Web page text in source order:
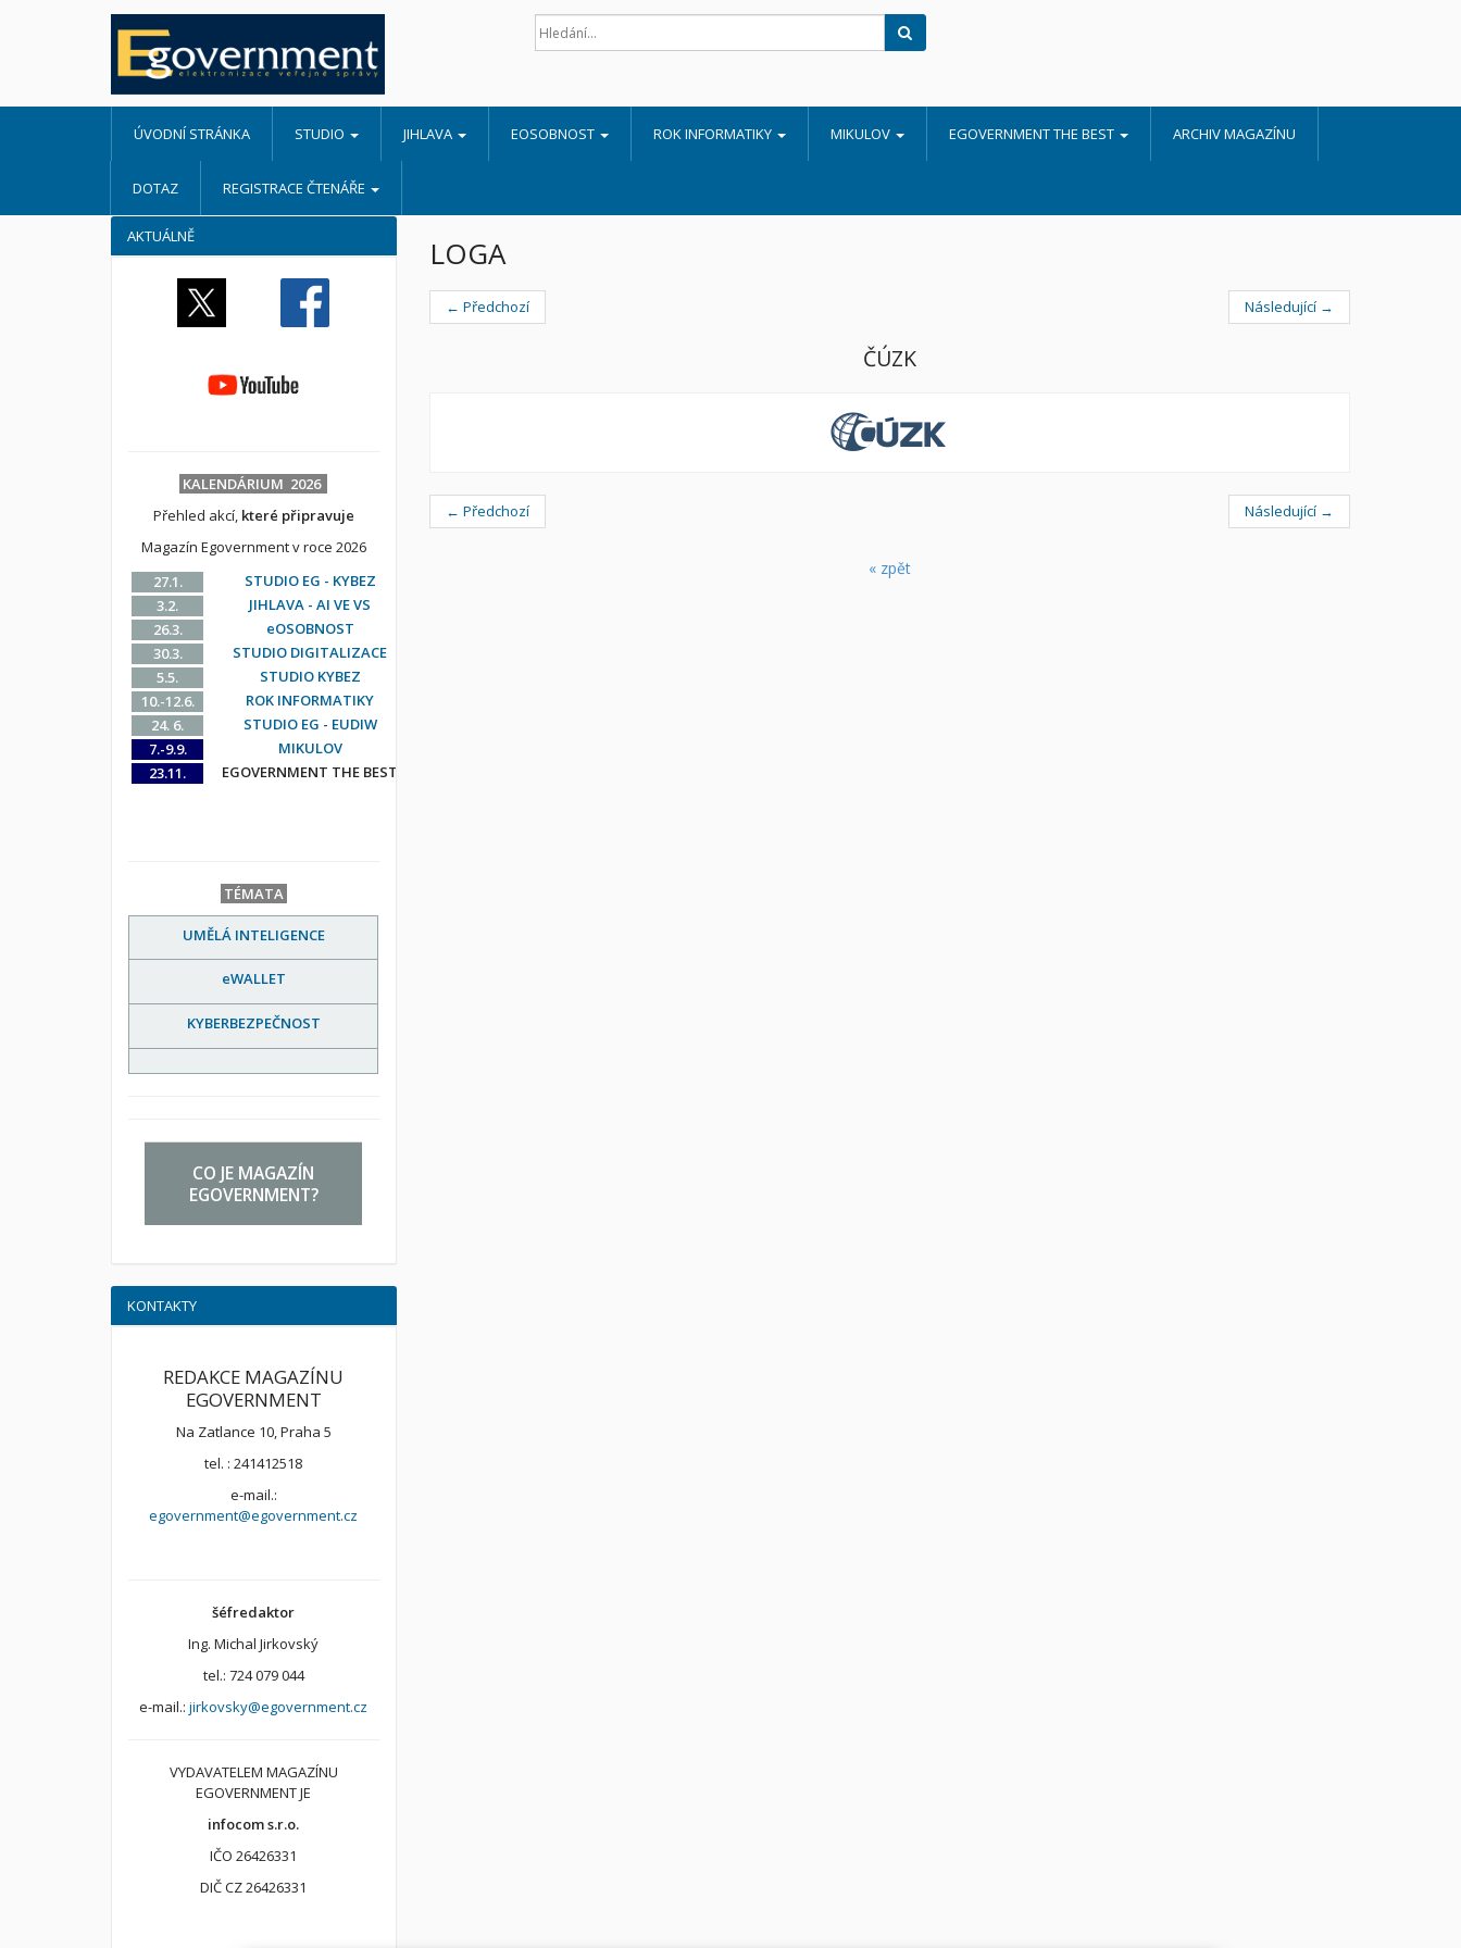
ÚVODNÍ STRÁNKA STUDIO JIHLAVA EOSOBNOST ROK INFORMATIKY MIKULOV EGOVERNMENT THE BEST ARCHIV MAGAZÍNU
DOTAZ REGISTRACE ČTENÁŘE
LOGA
← Předchozí Následující →
ČÚZK
← Předchozí Následující →
« zpět
AKTUÁLNĚ
KALENDÁRIUM 2026
Přehled akcí, které připravuje
Magazín Egovernment v roce 2026
27.1.
STUDIO EG - KYBEZ
3.2.
JIHLAVA - AI VE VS
26.3.
eOSOBNOST
30.3.
STUDIO DIGITALIZACE
5.5.
STUDIO KYBEZ
10.-12.6.
ROK INFORMATIKY
24. 6.
STUDIO EG - EUDIW
7.-9.9.
MIKULOV
23.11.
EGOVERNMENT THE BEST
TÉMATA
UMĚLÁ INTELIGENCE
eWALLET
KYBERBEZPEČNOST
CO JE MAGAZÍN
EGOVERNMENT?
KONTAKTY
REDAKCE MAGAZÍNU
EGOVERNMENT
Na Zatlance 10, Praha 5
tel. : 241412518
e-mail.:
egovernment@egovernment.cz
šéfredaktor
Ing. Michal Jirkovský
tel.: 724 079 044
e-mail.:jirkovsky@egovernment.cz
VYDAVATELEM MAGAZÍNU
EGOVERNMENT JE
infocom s.r.o.
IČO 26426331
DIČ CZ 26426331